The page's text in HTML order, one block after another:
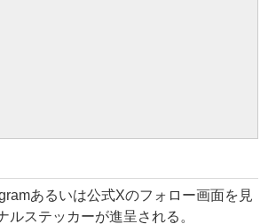
あるいは公式Xのフォロー画面を見
ルステッカーが進呈される。